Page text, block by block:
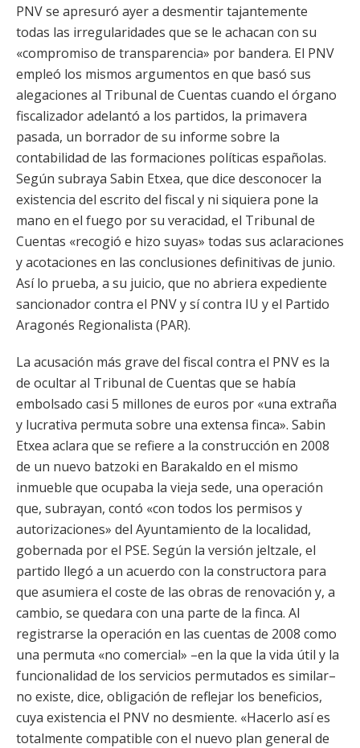
PNV se apresuró ayer a desmentir tajantemente
todas las irregularidades que se le achacan con su
«compromiso de transparencia» por bandera. El PNV
empleó los mismos argumentos en que basó sus
alegaciones al Tribunal de Cuentas cuando el órgano
fiscalizador adelantó a los partidos, la primavera
pasada, un borrador de su informe sobre la
contabilidad de las formaciones políticas españolas.
Según subraya Sabin Etxea, que dice desconocer la
existencia del escrito del fiscal y ni siquiera pone la
mano en el fuego por su veracidad, el Tribunal de
Cuentas «recogió e hizo suyas» todas sus aclaraciones
y acotaciones en las conclusiones definitivas de junio.
Así lo prueba, a su juicio, que no abriera expediente
sancionador contra el PNV y sí contra IU y el Partido
Aragonés Regionalista (PAR).
La acusación más grave del fiscal contra el PNV es la
de ocultar al Tribunal de Cuentas que se había
embolsado casi 5 millones de euros por «una extraña
y lucrativa permuta sobre una extensa finca». Sabin
Etxea aclara que se refiere a la construcción en 2008
de un nuevo batzoki en Barakaldo en el mismo
inmueble que ocupaba la vieja sede, una operación
que, subrayan, contó «con todos los permisos y
autorizaciones» del Ayuntamiento de la localidad,
gobernada por el PSE. Según la versión jeltzale, el
partido llegó a un acuerdo con la constructora para
que asumiera el coste de las obras de renovación y, a
cambio, se quedara con una parte de la finca. Al
registrarse la operación en las cuentas de 2008 como
una permuta «no comercial» –en la que la vida útil y la
funcionalidad de los servicios permutados es similar–
no existe, dice, obligación de reflejar los beneficios,
cuya existencia el PNV no desmiente. «Hacerlo así es
totalmente compatible con el nuevo plan general de